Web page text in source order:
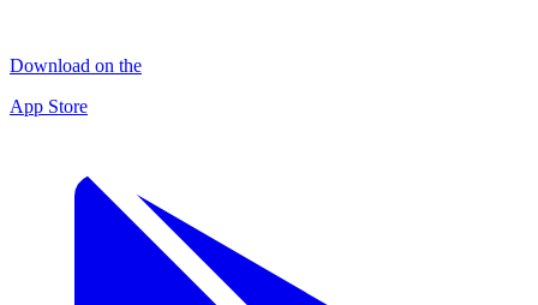
Download on the
App Store